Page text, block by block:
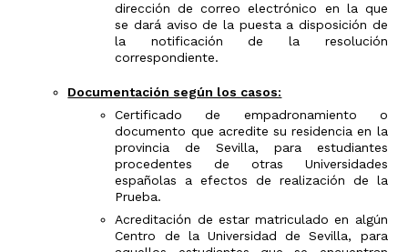
dirección de correo electrónico en la que
se dará aviso de la puesta a disposición de
la notificación de la resolución
correspondiente.
Documentación según los casos:
Certificado de empadronamiento o
documento que acredite su residencia en la
provincia de Sevilla, para estudiantes
procedentes de otras Universidades
españolas a efectos de realización de la
Prueba.
Acreditación de estar matriculado en algún
Centro de la Universidad de Sevilla, para